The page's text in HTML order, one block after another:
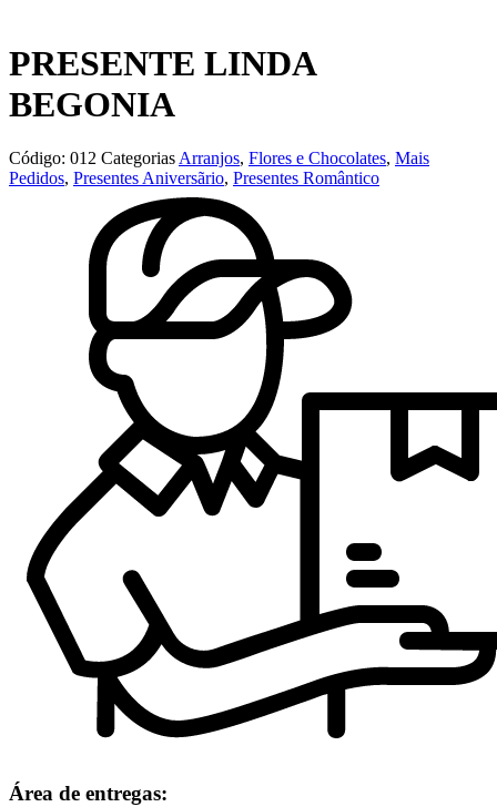
PRESENTE LINDA
BEGONIA
Código: 012 Categorias Arranjos, Flores e Chocolates, Mais
Pedidos, Presentes Aniversãrio, Presentes Romântico
Área de entregas: